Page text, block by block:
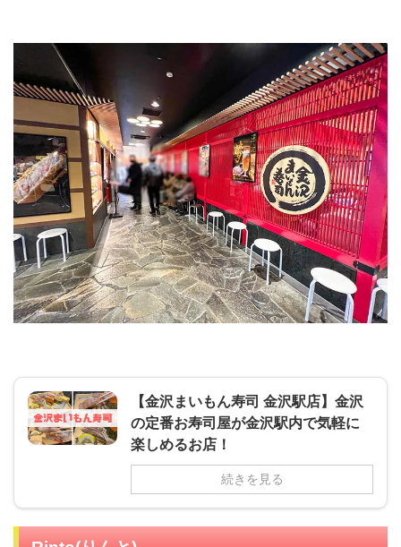
【金沢まいもん寿司 金沢駅店】金沢
の定番お寿司屋が金沢駅内で気軽に
楽しめるお店！
続きを見る